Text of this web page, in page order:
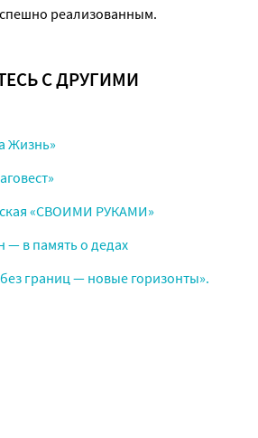
реализованным.
С ДРУГИМИ
Жизнь»
«СВОИМИ РУКАМИ»
— в память о дедах
границ — новые горизонты».